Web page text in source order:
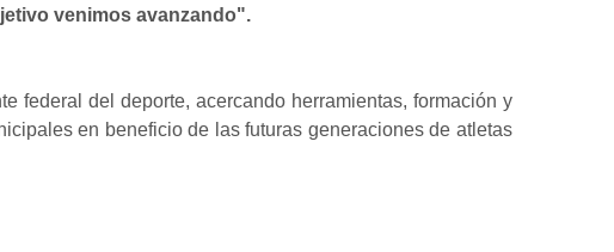
venimos avanzando".
federal del deporte, acercando herramientas, formación y
en beneficio de las futuras generaciones de atletas